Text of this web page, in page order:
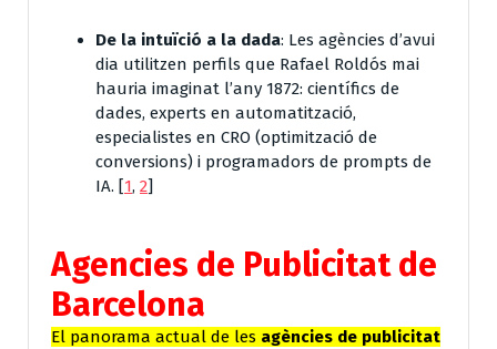
De la intuïció a la dada: Les agències d’avui
dia utilitzen perfils que Rafael Roldós mai
hauria imaginat l’any 1872: científics de
dades, experts en automatització,
especialistes en CRO (optimització de
conversions) i programadors de prompts de
IA. [1, 2]
Agencies de Publicitat de
Barcelona
El panorama actual de les agències de publicitat